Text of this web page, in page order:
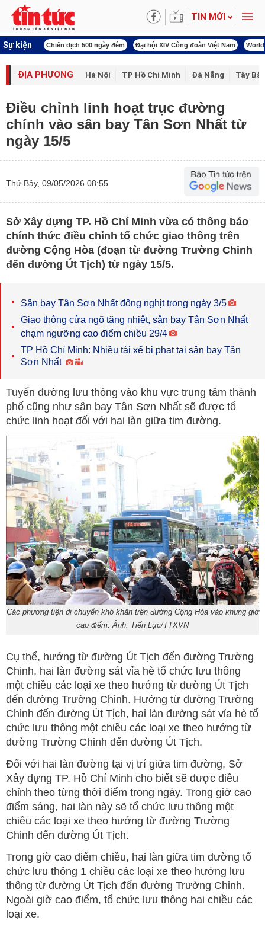
TIN MỚI
Sự kiện
mạng Chiến dịch 500 ngày đêm Đại hội XIV Công đoàn Việt Nam
ĐỊA PHƯƠNG Hà Nội TP Hồ Chí Minh Đà Nẵng Tây
Điều chỉnh linh hoạt trục đường
chính vào sân bay Tân Sơn Nhất từ
ngày 15/5
Thứ Bảy, 09/05/2026 08:55
Sở Xây dựng TP. Hồ Chí Minh vừa có thông báo
chính thức điều chỉnh tổ chức giao thông trên
đường Cộng Hòa (đoạn từ đường Trường Chinh
đến đường Út Tịch) từ ngày 15/5.
Sân bay Tân Sơn Nhất đông nghịt trong ngày 3/5
Giao thông cửa ngõ tăng nhiệt, sân bay Tân Sơn Nhất
chạm ngưỡng cao điểm chiều 29/4
TP Hồ Chí Minh: Nhiều tài xế bị phạt tại sân bay Tân
Sơn Nhất
Tuyến đường lưu thông vào khu vực trung tâm thành
phố cũng như sân bay Tân Sơn Nhất sẽ được tổ
chức linh hoạt đối với hai làn giữa tim đường.
Các phương tiện di chuyển khó khăn trên đường Cộng Hòa vào khung giờ
cao điểm. Ảnh: Tiến Lực/TTXVN
Cụ thể, hướng từ đường Út Tịch đến đường Trường
Chinh, hai làn đường sát vỉa hè tổ chức lưu thông
một chiều các loại xe theo hướng từ đường Út Tịch
đến đường Trường Chinh. Hướng từ đường Trường
Chinh đến đường Út Tịch, hai làn đường sát vỉa hè tổ
chức lưu thông một chiều các loại xe theo hướng từ
đường Trường Chinh đến đường Út Tịch.
Đối với hai làn đường tại vị trí giữa tim đường, Sở
Xây dựng TP. Hồ Chí Minh cho biết sẽ được điều
chỉnh theo từng thời điểm trong ngày. Trong giờ cao
điểm sáng, hai làn này sẽ tổ chức lưu thông một
chiều các loại xe theo hướng từ đường Trường
Chinh đến đường Út Tịch.
Trong giờ cao điểm chiều, hai làn giữa tim đường tổ
chức lưu thông 1 chiều các loại xe theo hướng lưu
thông từ đường Út Tịch đến đường Trường Chinh.
Ngoài giờ cao điểm, tổ chức lưu thông hai chiều các
loại xe.